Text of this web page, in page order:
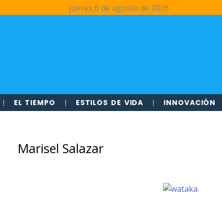
jueves,6 de agosto de 2026
EL TIEMPO ESTILOS DE VIDA INNOVACIÓN
Marisel Salazar